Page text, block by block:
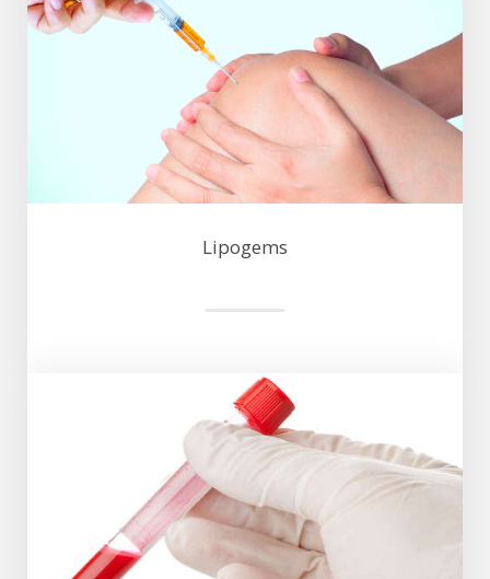
Lipogems